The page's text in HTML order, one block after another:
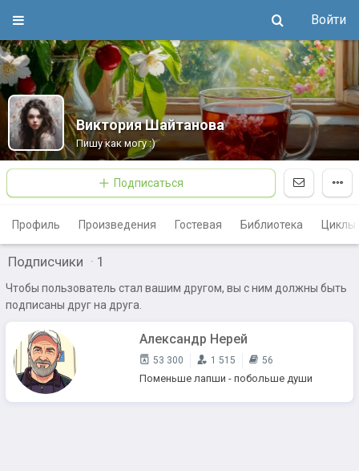
Войти
Виктория Шайтанова
Пишу как могу :)
Подписаться
Профиль Произведения Гостевая Библиотека Циклы
Подписчики · 1
Чтобы пользователь стал вашим другом, вы с ним должны быть
подписаны друг на друга.
Александр Нерей
53 300 1 515 56
Поменьше лапши - побольше души